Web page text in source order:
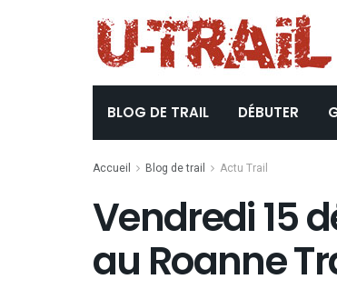
BLOG DE TRAIL DÉBUTER
Accueil Blog de trail Actu Trail
Vendredi 15
au Roanne